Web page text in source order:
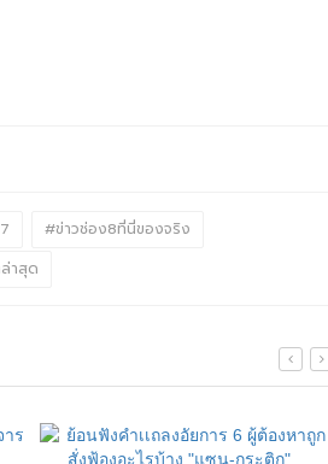
#ข่าวช่อง8ที่นี่ของจริง
าสุด